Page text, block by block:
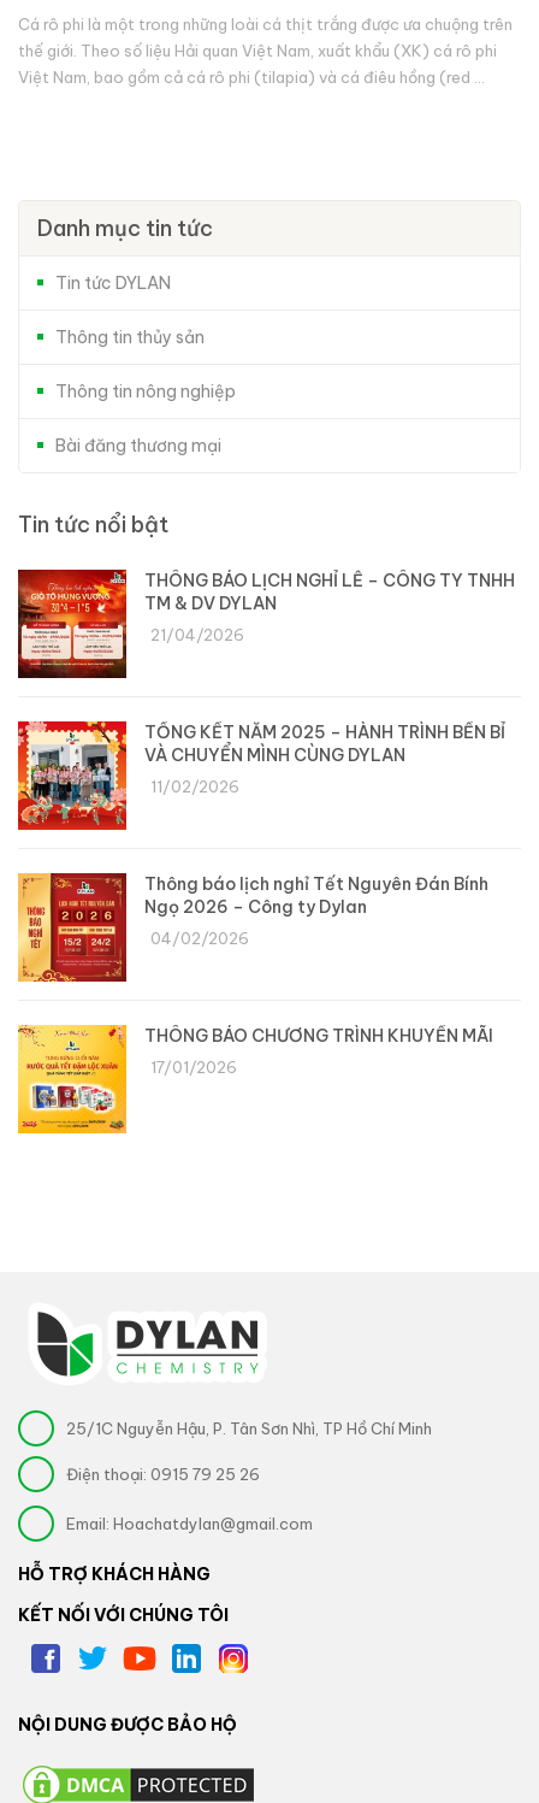
Cá rô phi là một trong những loài cá thịt trắng được ưa chuộng trên
thế giới. Theo số liệu Hải quan Việt Nam, xuất khẩu (XK) cá rô phi
Việt Nam, bao gồm cả cá rô phi (tilapia) và cá điêu hồng (red ...
Danh mục tin tức
Tin tức DYLAN
Thông tin thủy sản
Thông tin nông nghiệp
Bài đăng thương mại
Tin tức nổi bật
THÔNG BÁO LỊCH NGHỈ LỄ – CÔNG TY TNHH
TM & DV DYLAN
21/04/2026
TỔNG KẾT NĂM 2025 – HÀNH TRÌNH BỀN BỈ
VÀ CHUYỂN MÌNH CÙNG DYLAN
11/02/2026
Thông báo lịch nghỉ Tết Nguyên Đán Bính
Ngọ 2026 – Công ty Dylan
04/02/2026
THÔNG BÁO CHƯƠNG TRÌNH KHUYẾN MÃI
17/01/2026
25/1C Nguyễn Hậu, P. Tân Sơn Nhì, TP Hồ Chí Minh
Điện thoại: 0915 79 25 26
Email: Hoachatdylan@gmail.com
HỖ TRỢ KHÁCH HÀNG
KẾT NỐI VỚI CHÚNG TÔI
NỘI DUNG ĐƯỢC BẢO HỘ